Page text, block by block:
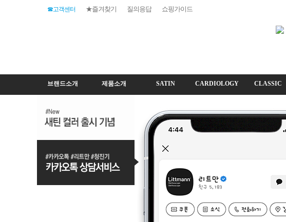
☎고객센터 ★즐겨찾기 질의응답 쇼핑가이드
브랜드소개 제품소개 SATIN CARDIOLOGY CLASSIC